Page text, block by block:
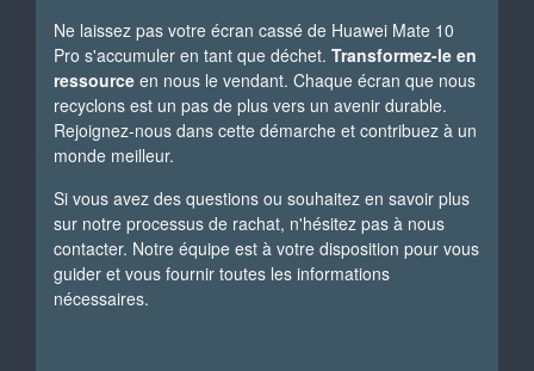
Ne laissez pas votre écran cassé de Huawei Mate 10
Pro s'accumuler en tant que déchet. Transformez-le en
ressource en nous le vendant. Chaque écran que nous
recyclons est un pas de plus vers un avenir durable.
Rejoignez-nous dans cette démarche et contribuez à un
monde meilleur.
Si vous avez des questions ou souhaitez en savoir plus
sur notre processus de rachat, n'hésitez pas à nous
contacter. Notre équipe est à votre disposition pour vous
guider et vous fournir toutes les informations
nécessaires.